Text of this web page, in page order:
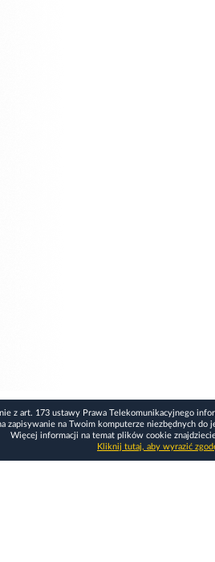
z art. 173 ustawy Prawa Telekomunikacyjnego
zapisywanie na Twoim komputerze niezbędnych
Więcej informacji na temat plików cookie
Kliknij tutaj, aby wyrazić